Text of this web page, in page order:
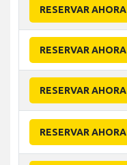
RESERVAR AHORA
RESERVAR AHORA
RESERVAR AHORA
RESERVAR AHORA